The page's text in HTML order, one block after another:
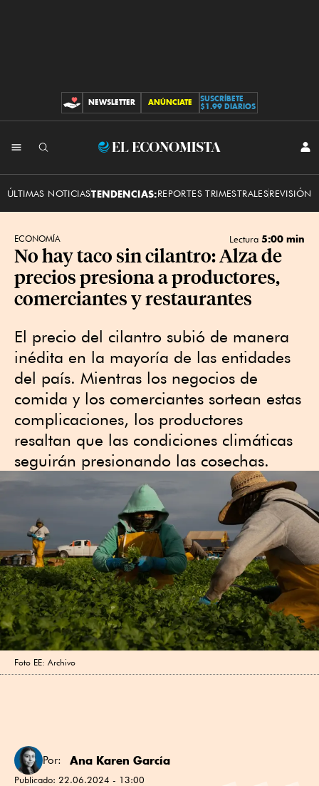
CONTRIBUCIONES
NEWSLETTER ANÚNCIATE
SUSCRÍBETE
$1.99 DIARIOS
El
ÚLTIMAS NOTICIASTENDENCIAS:REPORTES TRIMESTRALESREVISIÓN
ECONOMÍA Lectura 5:00 min
No hay taco sin cilantro: Alza de
precios presiona a productores,
comerciantes y restaurantes
El precio del cilantro subió de manera
inédita en la mayoría de las entidades
del país. Mientras los negocios de
comida y los comerciantes sortean estas
complicaciones, los productores
resaltan que las condiciones climáticas
seguirán presionando las cosechas.
Foto EE: Archivo
Por: Ana Karen García
Publicado: 22.06.2024 - 13:00